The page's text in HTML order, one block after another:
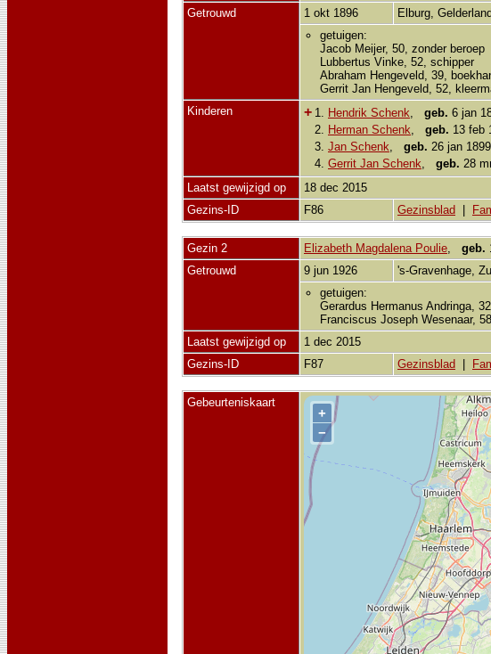
Getrouwd
1 okt 1896 Elburg,
getuigen:
Jacob Meijer, 50, zonder beroep
Lubbertus Vinke, 52, schipper
Abraham Hengeveld, 39,
Gerrit Jan Hengeveld, 52,
Kinderen
+ 1. Hendrik Schenk geb. 6 jan
2. Herman Schenk geb. 13 feb
3. Jan Schenk geb. 26 jan
4. Gerrit Jan Schenk geb. 28
Laatst gewijzigd op
18 dec 2015
Gezins-ID
F86 Gezinsblad |
Gezin 2 Elizabeth Magdalena Poulie geb.
Getrouwd
9 jun 1926 's-Gravenhage,
getuigen:
Gerardus Hermanus Andringa,
Franciscus Joseph Wesenaar,
Laatst gewijzigd op
1 dec 2015
Gezins-ID
F87 Gezinsblad |
Gebeurteniskaart
+
−